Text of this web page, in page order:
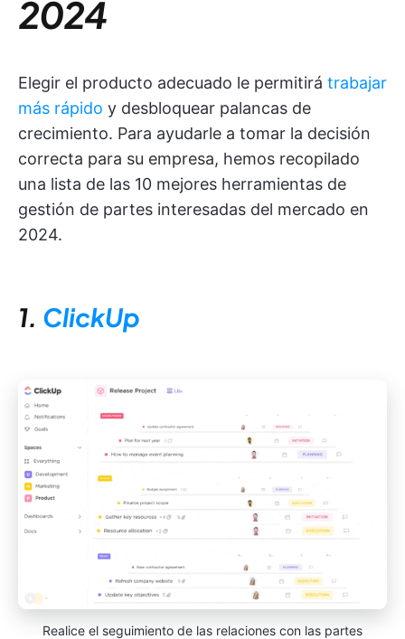
2024
Elegir el producto adecuado le permitirá trabajar
más rápido y desbloquear palancas de
crecimiento. Para ayudarle a tomar la decisión
correcta para su empresa, hemos recopilado
una lista de las 10 mejores herramientas de
gestión de partes interesadas del mercado en
2024.
1. ClickUp
Realice el seguimiento de las relaciones con las partes